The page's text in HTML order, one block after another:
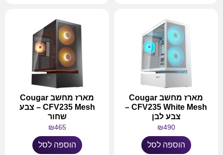
מארז מחשב Cougar
CFV235 White Mesh –
צבע לבן
₪490
הוספה לסל
מארז מחשב Cougar
CFV235 Mesh – צבע
שחור
₪465
הוספה לסל